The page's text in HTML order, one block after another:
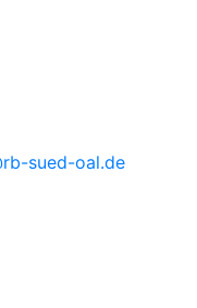
sued-oal.de